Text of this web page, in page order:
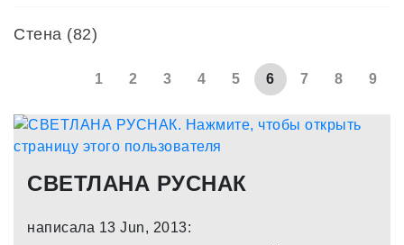
Стена (82)
1 2 3 4 5 6 7 8 9
СВЕТЛАНА РУСНАК
написала 13 Jun, 2013: